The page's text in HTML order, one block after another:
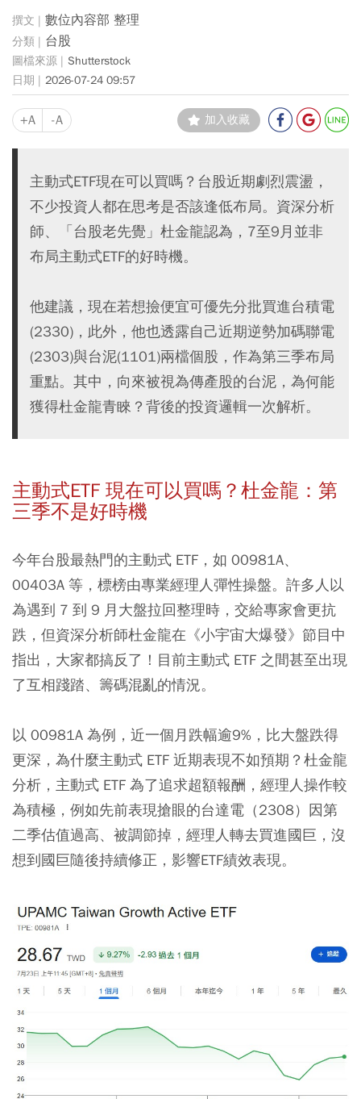
數位內容部 整理
台股
Shutterstock
2026-07-24 09:57
+A -A 加入收藏
主動式ETF現在可以買嗎？台股近期劇烈震盪，
不少投資人都在思考是否該逢低布局。資深分析
師、「台股老先覺」杜金龍認為，7至9月並非
布局主動式ETF的好時機。
他建議，現在若想撿便宜可優先分批買進台積電
(2330)，此外，他也透露自己近期逆勢加碼聯電
(2303)與台泥(1101)兩檔個股，作為第三季布局
重點。其中，向來被視為傳產股的台泥，為何能
獲得杜金龍青睞？背後的投資邏輯一次解析。
主動式ETF 現在可以買嗎？杜金龍：第
三季不是好時機
今年台股最熱門的主動式 ETF，如 00981A、
00403A 等，標榜由專業經理人彈性操盤。許多人以
為遇到 7 到 9 月大盤拉回整理時，交給專家會更抗
跌，但資深分析師杜金龍在《小宇宙大爆發》節目中
指出，大家都搞反了！目前主動式 ETF 之間甚至出現
了互相踐踏、籌碼混亂的情況。
以 00981A 為例，近一個月跌幅逾9%，比大盤跌得
更深，為什麼主動式 ETF 近期表現不如預期？杜金龍
分析，主動式 ETF 為了追求超額報酬，經理人操作較
為積極，例如先前表現搶眼的台達電（2308）因第
二季估值過高、被調節掉，經理人轉去買進國巨，沒
想到國巨隨後持續修正，影響ETF績效表現。